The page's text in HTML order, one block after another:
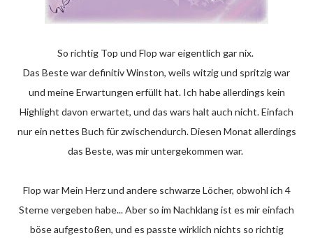
So richtig Top und Flop war eigentlich gar nix.
Das Beste war definitiv Winston, weils witzig und spritzig war
und meine Erwartungen erfüllt hat. Ich habe allerdings kein
Highlight davon erwartet, und das wars halt auch nicht. Einfach
nur ein nettes Buch für zwischendurch. Diesen Monat allerdings
das Beste, was mir untergekommen war.
Flop war Mein Herz und andere schwarze Löcher, obwohl ich 4
Sterne vergeben habe... Aber so im Nachklang ist es mir einfach
böse aufgestoßen, und es passte wirklich nichts so richtig